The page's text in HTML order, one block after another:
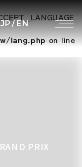
lang.phpon line
JP/EN
PRIX